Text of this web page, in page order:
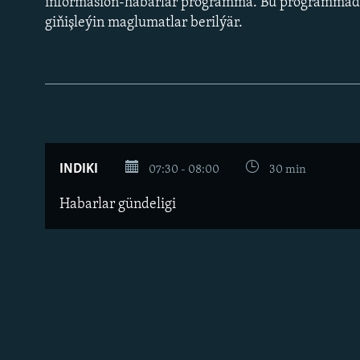
giňişleýin maglumatlar berilýär.
INDIKI 07:30 - 08:00 30 min
Habarlar gündeligi